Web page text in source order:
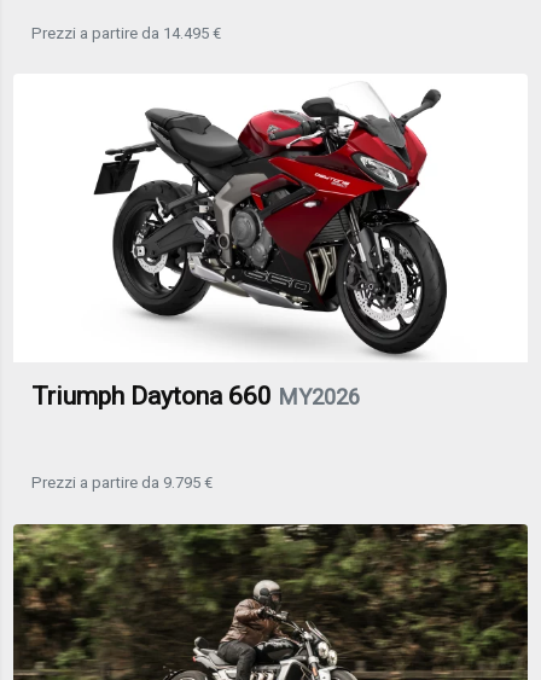
Prezzi a partire da 14.495 €
Triumph Daytona 660 MY2026
Prezzi a partire da 9.795 €